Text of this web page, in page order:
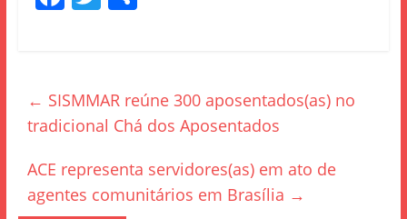
b
o
o
k
← SISMMAR reúne 300 aposentados(as) no
tradicional Chá dos Aposentados
ACE representa servidores(as) em ato de
agentes comunitários em Brasília →